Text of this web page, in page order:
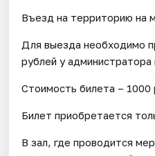
Въезд на территорию на
Для выезда необходимо
рублей у администратора
Стоимость билета – 1000
Билет приобретается
В зал, где проводится